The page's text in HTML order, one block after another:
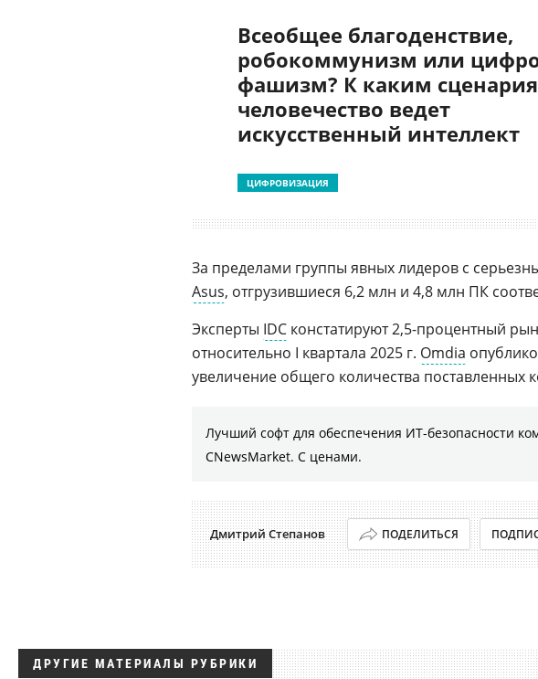
Всеобщее благоденствие,
робокоммунизм или
фашизм? К каким
человечество ведет
искусственный интеллект
ЦИФРОВИЗАЦИЯ
За пределами группы явных лидеров с
Asus, отгрузившиеся 6,2 млн и 4,8 млн ПК
Эксперты IDC констатируют 2,5-процентный
относительно I квартала 2025 г. Omdia
увеличение общего количества поставленных
Лучший софт для обеспечения ИТ-безопасности
CNewsMarket. С ценами.
Дмитрий Степанов ПОДЕЛИТЬСЯ
ДРУГИЕ МАТЕРИАЛЫ РУБРИКИ